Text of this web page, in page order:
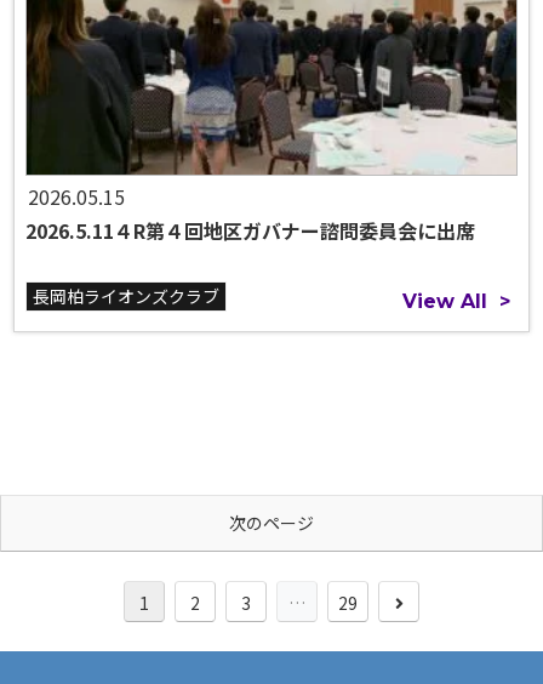
2026.05.15
2026.5.11４R第４回地区ガバナー諮問委員会に出席
長岡柏ライオンズクラブ View All >
次のページ
1 2 3 … 29
次